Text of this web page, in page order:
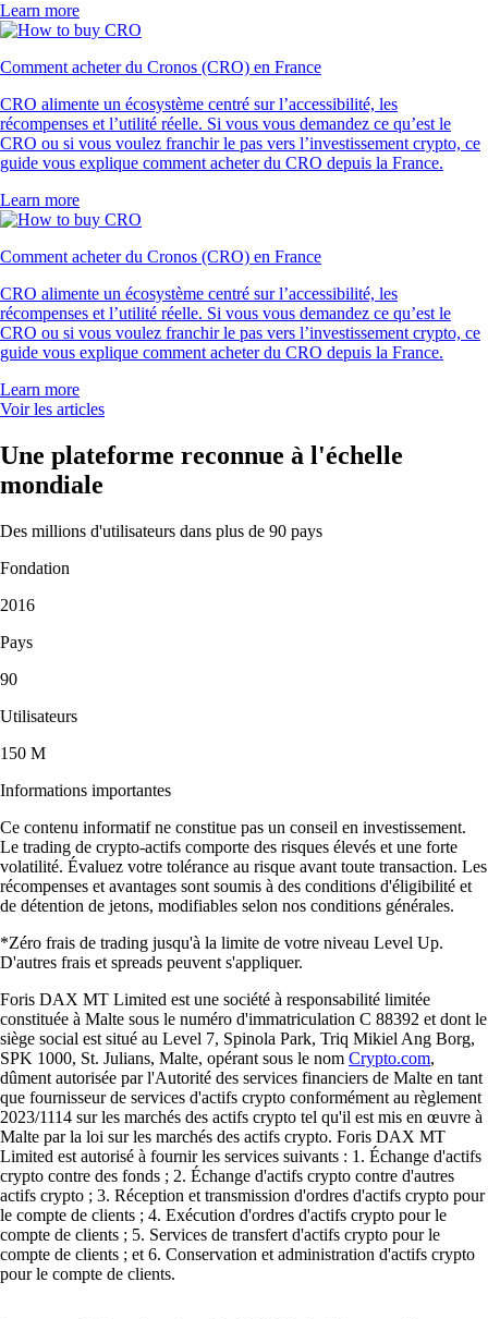
Learn more
Comment acheter du Cronos (CRO) en France
CRO alimente un écosystème centré sur l’accessibilité, les
récompenses et l’utilité réelle. Si vous vous demandez ce qu’est le
CRO ou si vous voulez franchir le pas vers l’investissement crypto, ce
guide vous explique comment acheter du CRO depuis la France.
Learn more
Comment acheter du Cronos (CRO) en France
CRO alimente un écosystème centré sur l’accessibilité, les
récompenses et l’utilité réelle. Si vous vous demandez ce qu’est le
CRO ou si vous voulez franchir le pas vers l’investissement crypto, ce
guide vous explique comment acheter du CRO depuis la France.
Learn more
Voir les articles
Une plateforme reconnue à l'échelle
mondiale
Des millions d'utilisateurs dans plus de 90 pays
Fondation
2016
Pays
90
Utilisateurs
150 M
Informations importantes
Ce contenu informatif ne constitue pas un conseil en investissement.
Le trading de crypto-actifs comporte des risques élevés et une forte
volatilité. Évaluez votre tolérance au risque avant toute transaction. Les
récompenses et avantages sont soumis à des conditions d'éligibilité et
de détention de jetons, modifiables selon nos conditions générales.
*Zéro frais de trading jusqu'à la limite de votre niveau Level Up.
D'autres frais et spreads peuvent s'appliquer.
Foris DAX MT Limited est une société à responsabilité limitée
constituée à Malte sous le numéro d'immatriculation C 88392 et dont le
siège social est situé au Level 7, Spinola Park, Triq Mikiel Ang Borg,
SPK 1000, St. Julians, Malte, opérant sous le nom Crypto.com,
dûment autorisée par l'Autorité des services financiers de Malte en tant
que fournisseur de services d'actifs crypto conformément au règlement
2023/1114 sur les marchés des actifs crypto tel qu'il est mis en œuvre à
Malte par la loi sur les marchés des actifs crypto. Foris DAX MT
Limited est autorisé à fournir les services suivants : 1. Échange d'actifs
crypto contre des fonds ; 2. Échange d'actifs crypto contre d'autres
actifs crypto ; 3. Réception et transmission d'ordres d'actifs crypto pour
le compte de clients ; 4. Exécution d'ordres d'actifs crypto pour le
compte de clients ; 5. Services de transfert d'actifs crypto pour le
compte de clients ; et 6. Conservation et administration d'actifs crypto
pour le compte de clients.